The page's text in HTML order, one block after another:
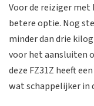
Voor de reiziger met
betere optie. Nog
minder dan drie
voor het aansluiten
deze FZ31Z heeft
wat schappelijker in